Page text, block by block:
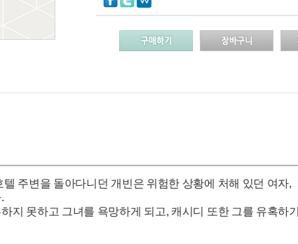
주변을 돌아다니던 개빈은 위험한 상황에 처해 있던 여자,
지 못하고 그녀를 욕망하게 되고, 캐시디 또한 그를 유혹하기